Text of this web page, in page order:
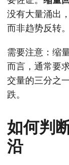
没有大量涌出
而非趋势反转。
需要注意：缩
而言，通常要
交量的三分之
跌。
如何判
沿